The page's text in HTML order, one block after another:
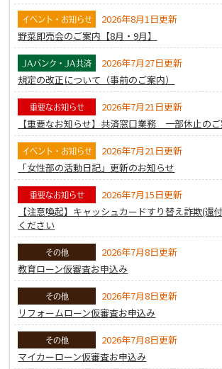
イベント・お知らせ
2026年8月1日更新
野菜即売会のご案内【8月・9月】
JAバンク・JA共済
2026年7月27日更新
規定の改正について（事前のご案内）
重要なお知らせ
2026年7月21日更新
【重要なお知らせ】共済窓口業務 一部休止の
イベント・お知らせ
2026年7月21日更新
「女性部の活動日記」更新のお知らせ
重要なお知らせ
2026年7月15日更新
【注意喚起】キャッシュカードすり替え詐欺(還
ください
その他
2026年7月8日更新
教育ローン仮審査お申込み
その他
2026年7月8日更新
リフォームローン仮審査お申込み
その他
2026年7月8日更新
マイカーローン仮審査お申込み